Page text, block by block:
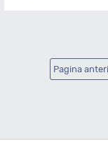
Pagina